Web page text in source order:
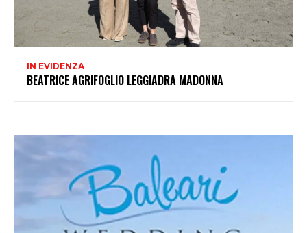
IN EVIDENZA
BEATRICE AGRIFOGLIO LEGGIADRA MADONNA